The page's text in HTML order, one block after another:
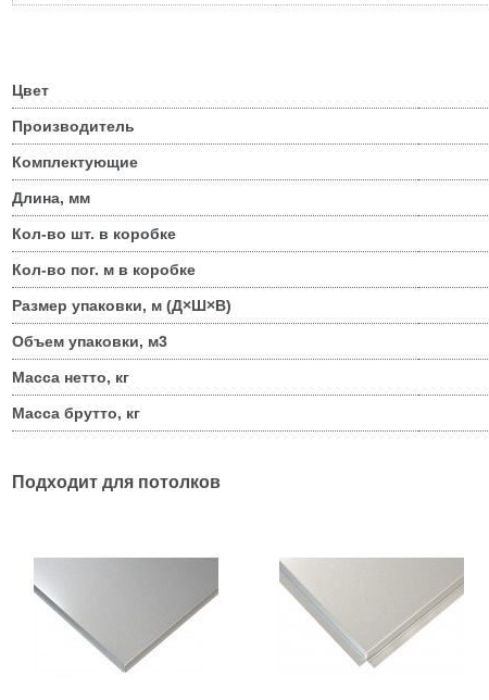
Цвет
Производитель
Комплектующие
Длина, мм
Кол-во шт. в коробке
Кол-во пог. м в коробке
Размер упаковки, м (Д×Ш×В)
Объем упаковки, м3
Масса нетто, кг
Масса брутто, кг
Подходит для потолков